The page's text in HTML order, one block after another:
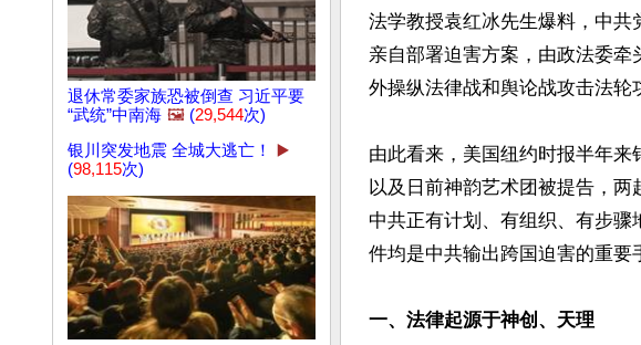
退休常委家族恐被倒查 习近平要
“武统”中南海 🖼️ (29,544次)
银川突发地震 全城大逃亡！
▶️
(98,115次)
法学教授袁红冰先生爆料，中共
亲自部署迫害方案，由政法委
外操纵法律战和舆论战攻击法轮
由此看来，美国纽约时报半年来
以及日前神韵艺术团被提告，两
中共正有计划、有组织、有步
件均是中共输出跨国迫害的重要
一、法律起源于神创、天理